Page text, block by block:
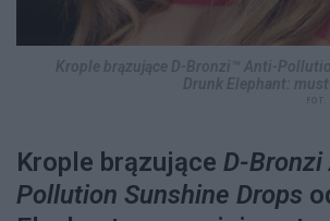
Krople brązujące D-
Pollution Sunshine Drops